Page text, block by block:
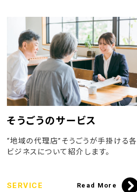
そうごうのサービス
“地域の代理店”そうごうが手掛ける各
ビジネスについて紹介します。
SERVICE Read More